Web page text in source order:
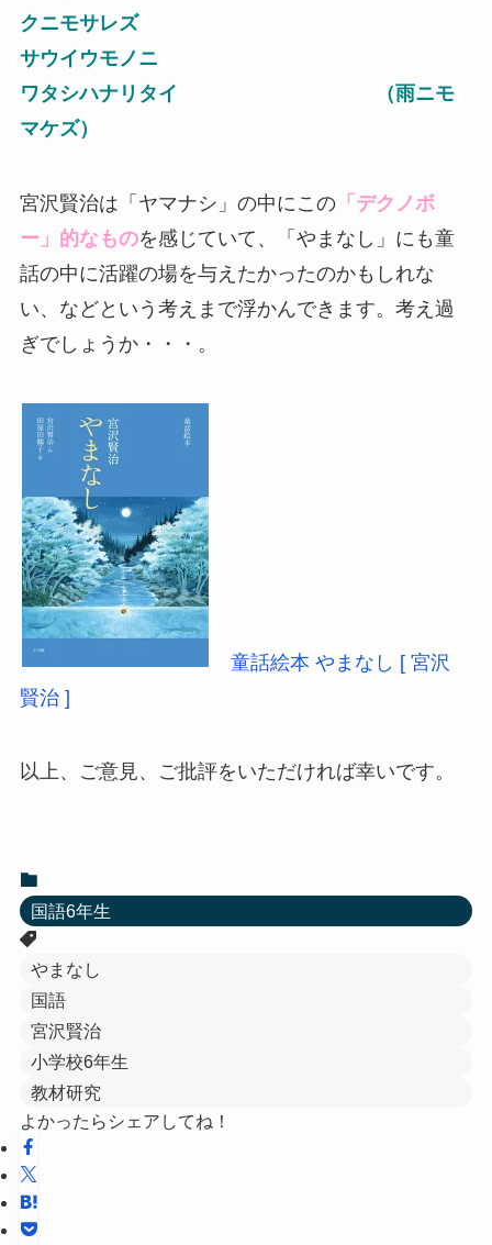
クニモサレズ
サウイウモノニ
ワタシハナリタイ （雨ニモ
マケズ）
宮沢賢治は「ヤマナシ」の中にこの「デクノボ
ー」的なものを感じていて、「やまなし」にも童
話の中に活躍の場を与えたかったのかもしれな
い、などという考えまで浮かんできます。考え過
ぎでしょうか・・・。
童話絵本 やまなし [ 宮沢
賢治 ]
以上、ご意見、ご批評をいただければ幸いです。
国語6年生
やまなし
国語
宮沢賢治
小学校6年生
教材研究
よかったらシェアしてね！